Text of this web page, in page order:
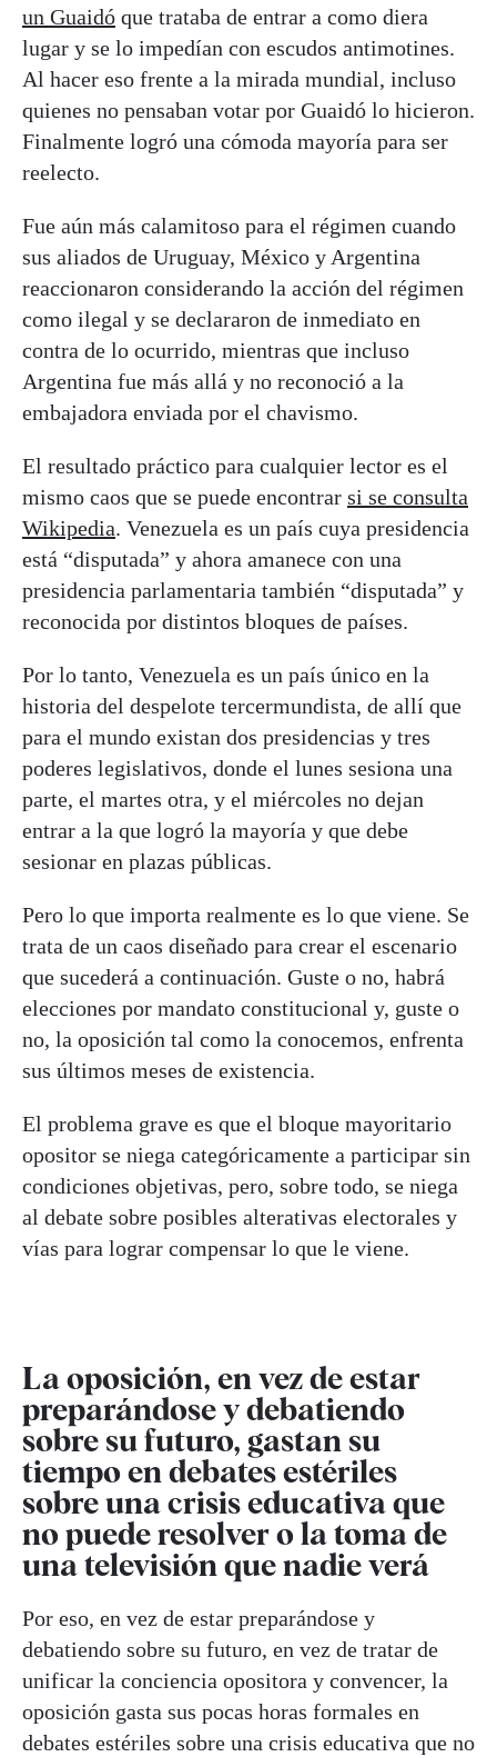
un Guaidó que trataba de entrar a como diera
lugar y se lo impedían con escudos antimotines.
Al hacer eso frente a la mirada mundial, incluso
quienes no pensaban votar por Guaidó lo hicieron.
Finalmente logró una cómoda mayoría para ser
reelecto.
Fue aún más calamitoso para el régimen cuando
sus aliados de Uruguay, México y Argentina
reaccionaron considerando la acción del régimen
como ilegal y se declararon de inmediato en
contra de lo ocurrido, mientras que incluso
Argentina fue más allá y no reconoció a la
embajadora enviada por el chavismo.
El resultado práctico para cualquier lector es el
mismo caos que se puede encontrar si se consulta
Wikipedia. Venezuela es un país cuya presidencia
está “disputada” y ahora amanece con una
presidencia parlamentaria también “disputada” y
reconocida por distintos bloques de países.
Por lo tanto, Venezuela es un país único en la
historia del despelote tercermundista, de allí que
para el mundo existan dos presidencias y tres
poderes legislativos, donde el lunes sesiona una
parte, el martes otra, y el miércoles no dejan
entrar a la que logró la mayoría y que debe
sesionar en plazas públicas.
Pero lo que importa realmente es lo que viene. Se
trata de un caos diseñado para crear el escenario
que sucederá a continuación. Guste o no, habrá
elecciones por mandato constitucional y, guste o
no, la oposición tal como la conocemos, enfrenta
sus últimos meses de existencia.
El problema grave es que el bloque mayoritario
opositor se niega categóricamente a participar sin
condiciones objetivas, pero, sobre todo, se niega
al debate sobre posibles alterativas electorales y
vías para lograr compensar lo que le viene.
La oposición, en vez de estar
preparándose y debatiendo
sobre su futuro, gastan su
tiempo en debates estériles
sobre una crisis educativa que
no puede resolver o la toma de
una televisión que nadie verá
Por eso, en vez de estar preparándose y
debatiendo sobre su futuro, en vez de tratar de
unificar la conciencia opositora y convencer, la
oposición gasta sus pocas horas formales en
debates estériles sobre una crisis educativa que no